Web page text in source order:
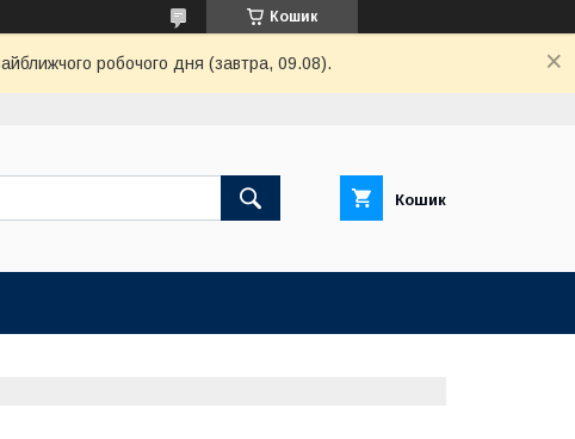
Кошик
робочого дня (завтра, 09.08).
Кошик